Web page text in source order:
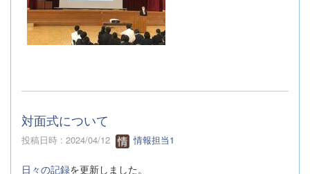
対面式について
投稿日時 : 2024/04/12 情報担当1
日々の記録を更新しました。